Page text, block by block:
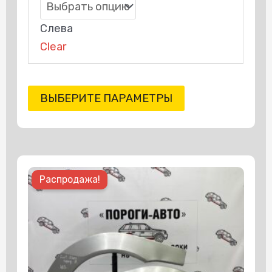
Слева
Clear
ВЫБЕРИТЕ ПАРАМЕТРЫ
Распродажа!
Этот
имеет
несколько
вариаций.
Опции